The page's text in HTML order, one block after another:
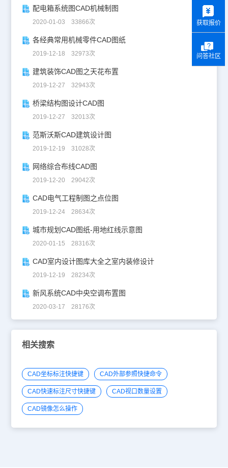
配电箱系统图CAD机械制图
2020-01-03 33866次
各经典常用机械零件CAD图纸
2019-12-18 32973次
建筑装饰CAD图之天花布置
2019-12-27 32943次
桥梁结构图设计CAD图
2019-12-27 32013次
范斯沃斯CAD建筑设计图
2019-12-19 31028次
网络综合布线CAD图
2019-12-20 29042次
CAD电气工程制图之点位图
2019-12-24 28634次
城市规划CAD图纸-用地红线示意图
2020-01-15 28316次
CAD室内设计图库大全之室内装修设计
2019-12-19 28234次
新风系统CAD中央空调布置图
2020-03-17 28176次
相关搜索
CAD坐标标注快捷键 CAD外部参照快捷命令
CAD快速标注尺寸快捷键 CAD视口数量设置
CAD镜像怎么操作
获取报价
问答社区